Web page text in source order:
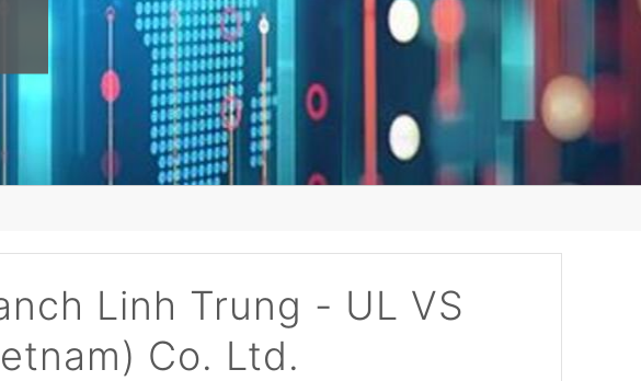
Linh Trung - UL VS
Co. Ltd.